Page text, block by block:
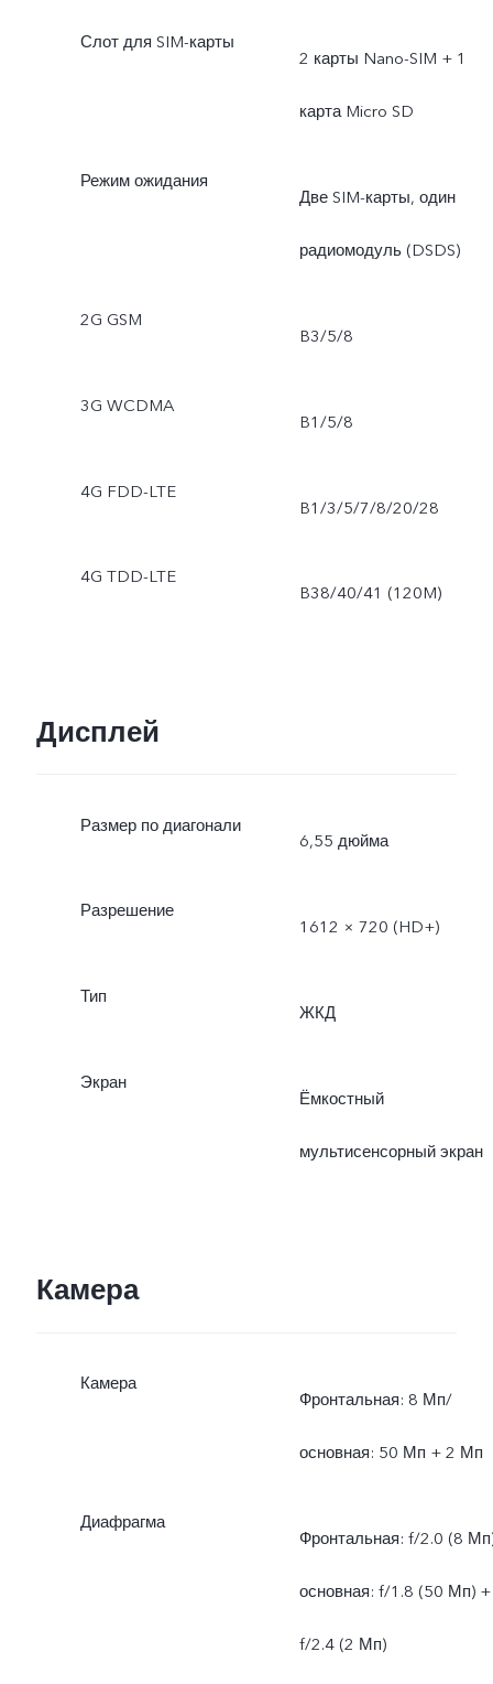
Слот для SIM-карты
2 карты Nano-SIM + 1
карта Micro SD
Режим ожидания
Две SIM-карты, один
радиомодуль (DSDS)
2G GSM
B3/5/8
3G WCDMA
B1/5/8
4G FDD-LTE
B1/3/5/7/8/20/28
4G TDD-LTE
B38/40/41 (120M)
Дисплей
Размер по диагонали
6,55 дюйма
Разрешение
1612 × 720 (HD+)
Тип
ЖКД
Экран
Ёмкостный
мультисенсорный экран
Камера
Камера
Фронтальная: 8 Мп/
основная: 50 Мп + 2 Мп
Диафрагма
Фронтальная: f/2.0 (8
основная: f/1.8 (50 Мп) +
f/2.4 (2 Мп)